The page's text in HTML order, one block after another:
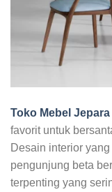
Toko Mebel Jepara
favorit untuk
Desain interior
pengunjung beta
terpenting yang